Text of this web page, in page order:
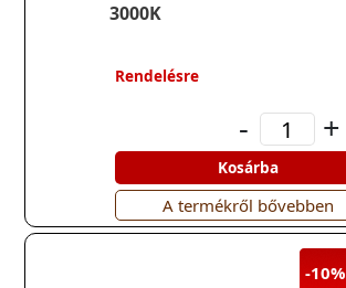
3000K
Rendelésre
- +
Kosárba
A termékről bővebben
-10%